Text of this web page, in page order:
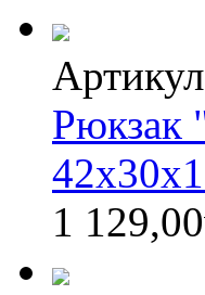
Рюкзак
1 129,00